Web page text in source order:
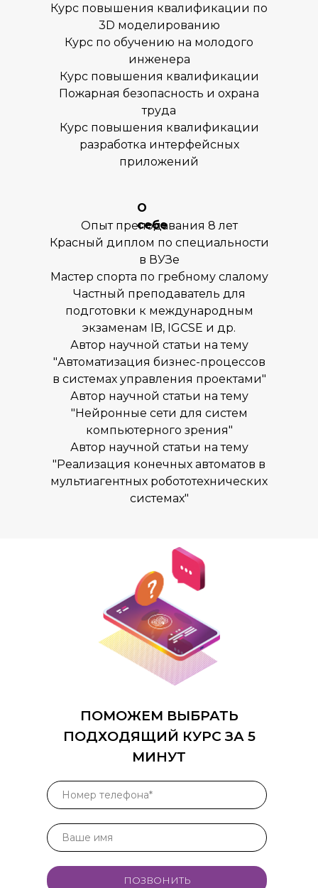
Курс повышения квалификации по
3D моделированию
Курс по обучению на молодого
инженера
Курс повышения квалификации
Пожарная безопасность и охрана
труда
Курс повышения квалификации
разработка интерфейсных
приложений
О
себе
Опыт преподавания 8 лет
Красный диплом по специальности
в ВУЗе
Мастер спорта по гребному слалому
Частный преподаватель для
подготовки к международным
экзаменам IB, IGCSE и др.
Автор научной статьи на тему
"Автоматизация бизнес-процессов
в системах управления проектами"
Автор научной статьи на тему
"Нейронные сети для систем
компьютерного зрения"
Автор научной статьи на тему
"Реализация конечных автоматов в
мультиагентных робототехнических
системах"
ПОМОЖЕМ ВЫБРАТЬ
ПОДХОДЯЩИЙ КУРС ЗА 5
МИНУТ
ПОЗВОНИТЬ
+7 (495) 818-64-46
+7 (980) 459-16-30
Новости
Ответы на вопросы
Летние программы
Цены
Сведения об образовательной
pm@inginirium-tn.ru
Хотите работать у нас?
press@inginirium-tn.ru
Заказать звонок
Мастер-классы